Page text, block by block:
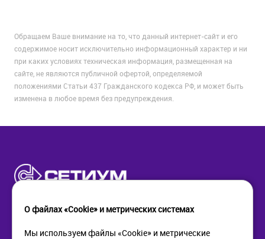
Обращаем Ваше внимание на то, что данный интернет-сайт и его
содержимое носит исключительно информационный характер и ни
при каких условиях техническая информация, размещенная на
сайте, не являются публичной офертой, определяемой
положениями Статьи 437 Гражданского кодекса РФ, и может быть
изменена в любое время без предупреждения.
О файлах «Cookie» и метрических системах
Мы используем файлы «Cookie» и метрические